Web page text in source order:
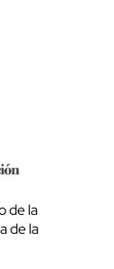
de la
de la